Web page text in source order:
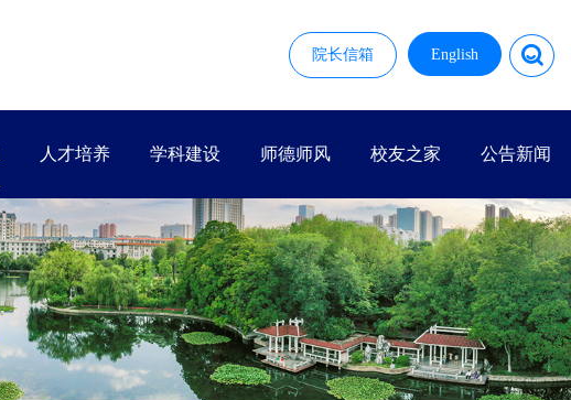
院长信箱 English
人才培养 学科建设 师德师风 校友之家 公告新闻